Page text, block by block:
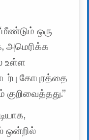
ஒரு
அமெரிக்க
உள்ள
கோபுரத்தை
ஒன்றில்